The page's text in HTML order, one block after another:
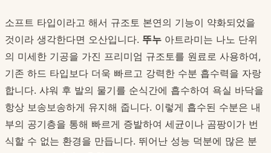
소프트 타입이라고 해서 규조토 본연의 기능이 약화되었을
것이라 생각한다면 오산입니다. 뚜누 아트라미는 나노 단위
의 미세한 기공을 가진 프리미엄 규조토를 원료로 사용하여,
기존 하드 타입보다 더욱 빠르고 강력한 수분 흡수력을 자랑
합니다. 샤워 후 발의 물기를 순식간에 흡수하여 욕실 바닥을
항상 보송보송하게 유지해 줍니다. 이렇게 흡수된 수분은 내
부의 공기층을 통해 빠르게 증발하여 세균이나 곰팡이가 번
식할 수 없는 환경을 만듭니다. 뛰어난 성능 덕분에 많은 분